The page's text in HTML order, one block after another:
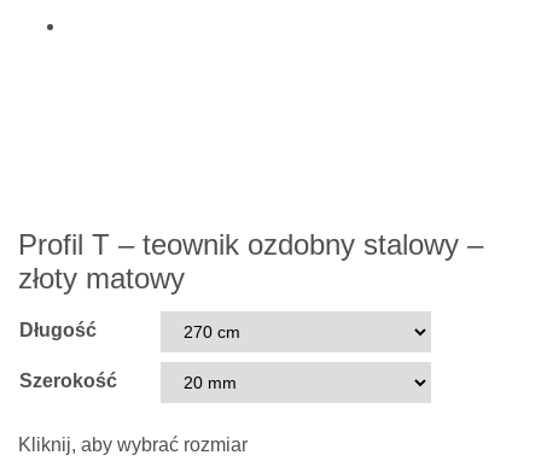
Profil T – teownik ozdobny stalowy –
złoty matowy
Długość
Szerokość
Kliknij, aby wybrać rozmiar